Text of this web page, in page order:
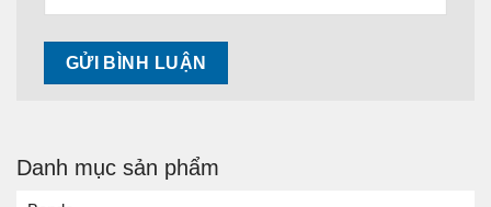
Danh mục sản phẩm